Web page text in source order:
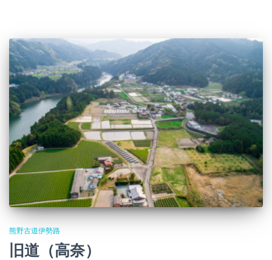
熊野古道伊勢路
旧道（高奈）